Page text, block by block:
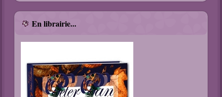
En librairie...